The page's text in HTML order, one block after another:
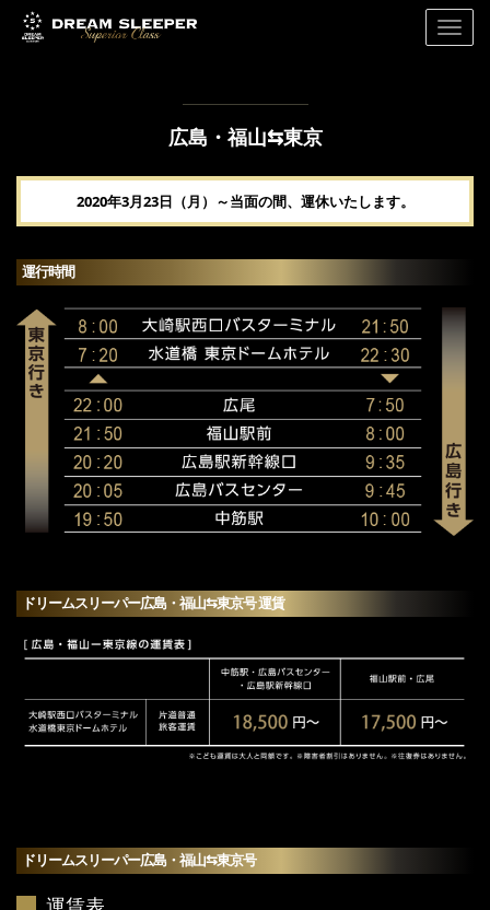
Menu
広島・福山⇆東京
2020年3月23日（月）～当面の間、運休いたします。
運行時間
ドリームスリーパー広島・福山⇆東京号 運賃
ドリームスリーパー広島・福山⇆東京号